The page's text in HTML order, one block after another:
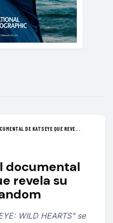
DE KATSEYE QUE REVE...
documental
revela su
WILD HEARTS” se